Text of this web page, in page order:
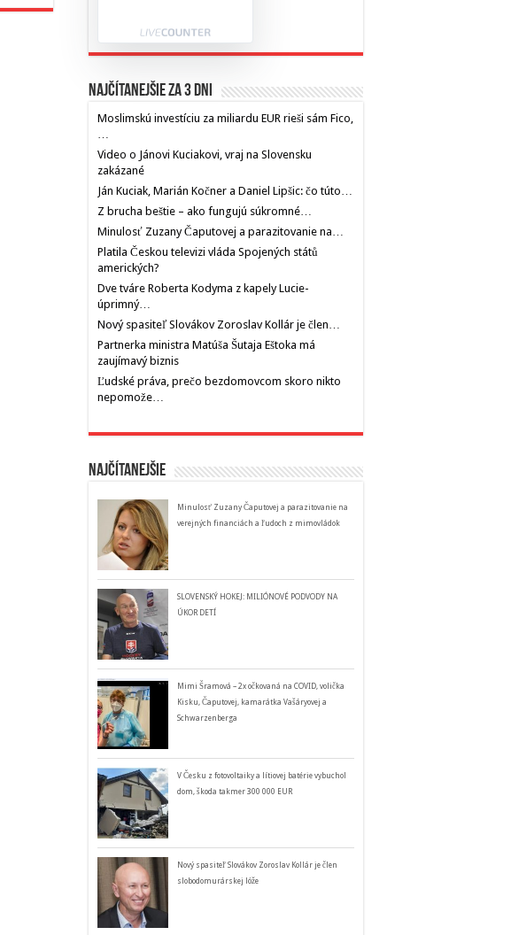
Najčítanejšie za 3 dni
Moslimskú investíciu za miliardu EUR rieši sám Fico,
…
Video o Jánovi Kuciakovi, vraj na Slovensku
zakázané
Ján Kuciak, Marián Kočner a Daniel Lipšic: čo túto…
Z brucha beštie – ako fungujú súkromné…
Minulosť Zuzany Čaputovej a parazitovanie na…
Platila Českou televizi vláda Spojených států
amerických?
Dve tváre Roberta Kodyma z kapely Lucie-
úprimný…
Nový spasiteľ Slovákov Zoroslav Kollár je člen…
Partnerka ministra Matúša Šutaja Eštoka má
zaujímavý biznis
Ľudské práva, prečo bezdomovcom skoro nikto
nepomože…
Najčítanejšie
Minulosť Zuzany Čaputovej a parazitovanie na
verejných financiách a ľudoch z mimovládok
SLOVENSKÝ HOKEJ: MILIÓNOVÉ PODVODY NA
ÚKOR DETÍ
Mimi Šramová – 2x očkovaná na COVID, volička
Kisku, Čaputovej, kamarátka Vašáryovej a
Schwarzenberga
V Česku z fotovoltaiky a lítiovej batérie vybuchol
dom, škoda takmer 300 000 EUR
Nový spasiteľ Slovákov Zoroslav Kollár je člen
slobodomurárskej lóže